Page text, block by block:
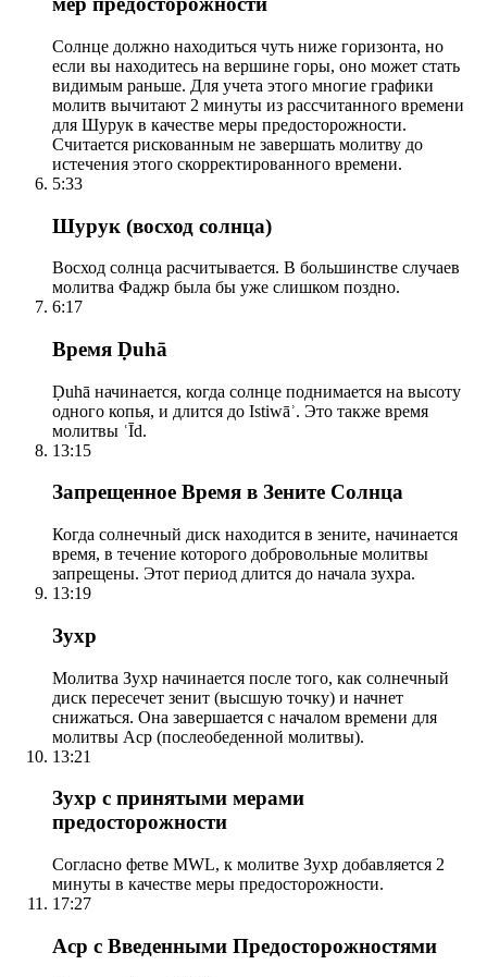
Солнце должно находиться чуть ниже горизонта, но
если вы находитесь на вершине горы, оно может стать
видимым раньше. Для учета этого многие графики
молитв вычитают 2 минуты из рассчитанного времени
для Шурук в качестве меры предосторожности.
Считается рискованным не завершать молитву до
истечения этого скорректированного времени.
5:33
Шурук (восход солнца)
Восход солнца расчитывается. В большинстве случаев
молитва Фаджр была бы уже слишком поздно.
6:17
Время Ḍuhā
Ḍuhā начинается, когда солнце поднимается на высоту
одного копья, и длится до Istiwāʾ. Это также время
молитвы ʿĪd.
13:15
Запрещенное Время в Зените Солнца
Когда солнечный диск находится в зените, начинается
время, в течение которого добровольные молитвы
запрещены. Этот период длится до начала зухра.
13:19
Зухр
Молитва Зухр начинается после того, как солнечный
диск пересечет зенит (высшую точку) и начнет
снижаться. Она завершается с началом времени для
молитвы Аср (послеобеденной молитвы).
13:21
Зухр с принятыми мерами
предосторожности
Согласно фетве MWL, к молитве Зухр добавляется 2
минуты в качестве меры предосторожности.
17:27
Аср с Введенными Предосторожностями